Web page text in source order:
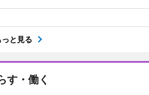
っと見る
す・働く